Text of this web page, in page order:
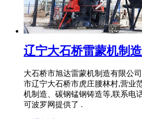
辽宁大石桥雷蒙机制
大石桥市旭达雷蒙机制造有限公
市辽宁大石桥市虎庄腰林村,营业
机制造、碳钢锰钢铸造等,联系电
可波罗网提供了 .